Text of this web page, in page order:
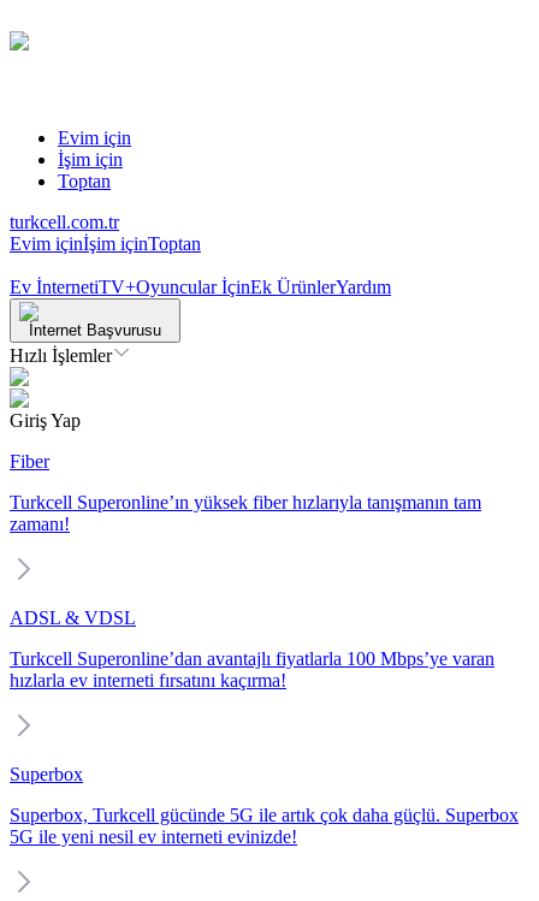
Evim için
İşim için
Toptan
turkcell.com.tr
Evim içinİşim içinToptan
Ev İnternetiTV+Oyuncular İçinEk ÜrünlerYardım
İnternet Başvurusu
Hızlı İşlemler
Giriş Yap
Fiber
Turkcell Superonline’ın yüksek fiber hızlarıyla tanışmanın tam
zamanı!
ADSL & VDSL
Turkcell Superonline’dan avantajlı fiyatlarla 100 Mbps’ye varan
hızlarla ev interneti fırsatını kaçırma!
Superbox
Superbox, Turkcell gücünde 5G ile artık çok daha güçlü. Superbox
5G ile yeni nesil ev interneti evinizde!